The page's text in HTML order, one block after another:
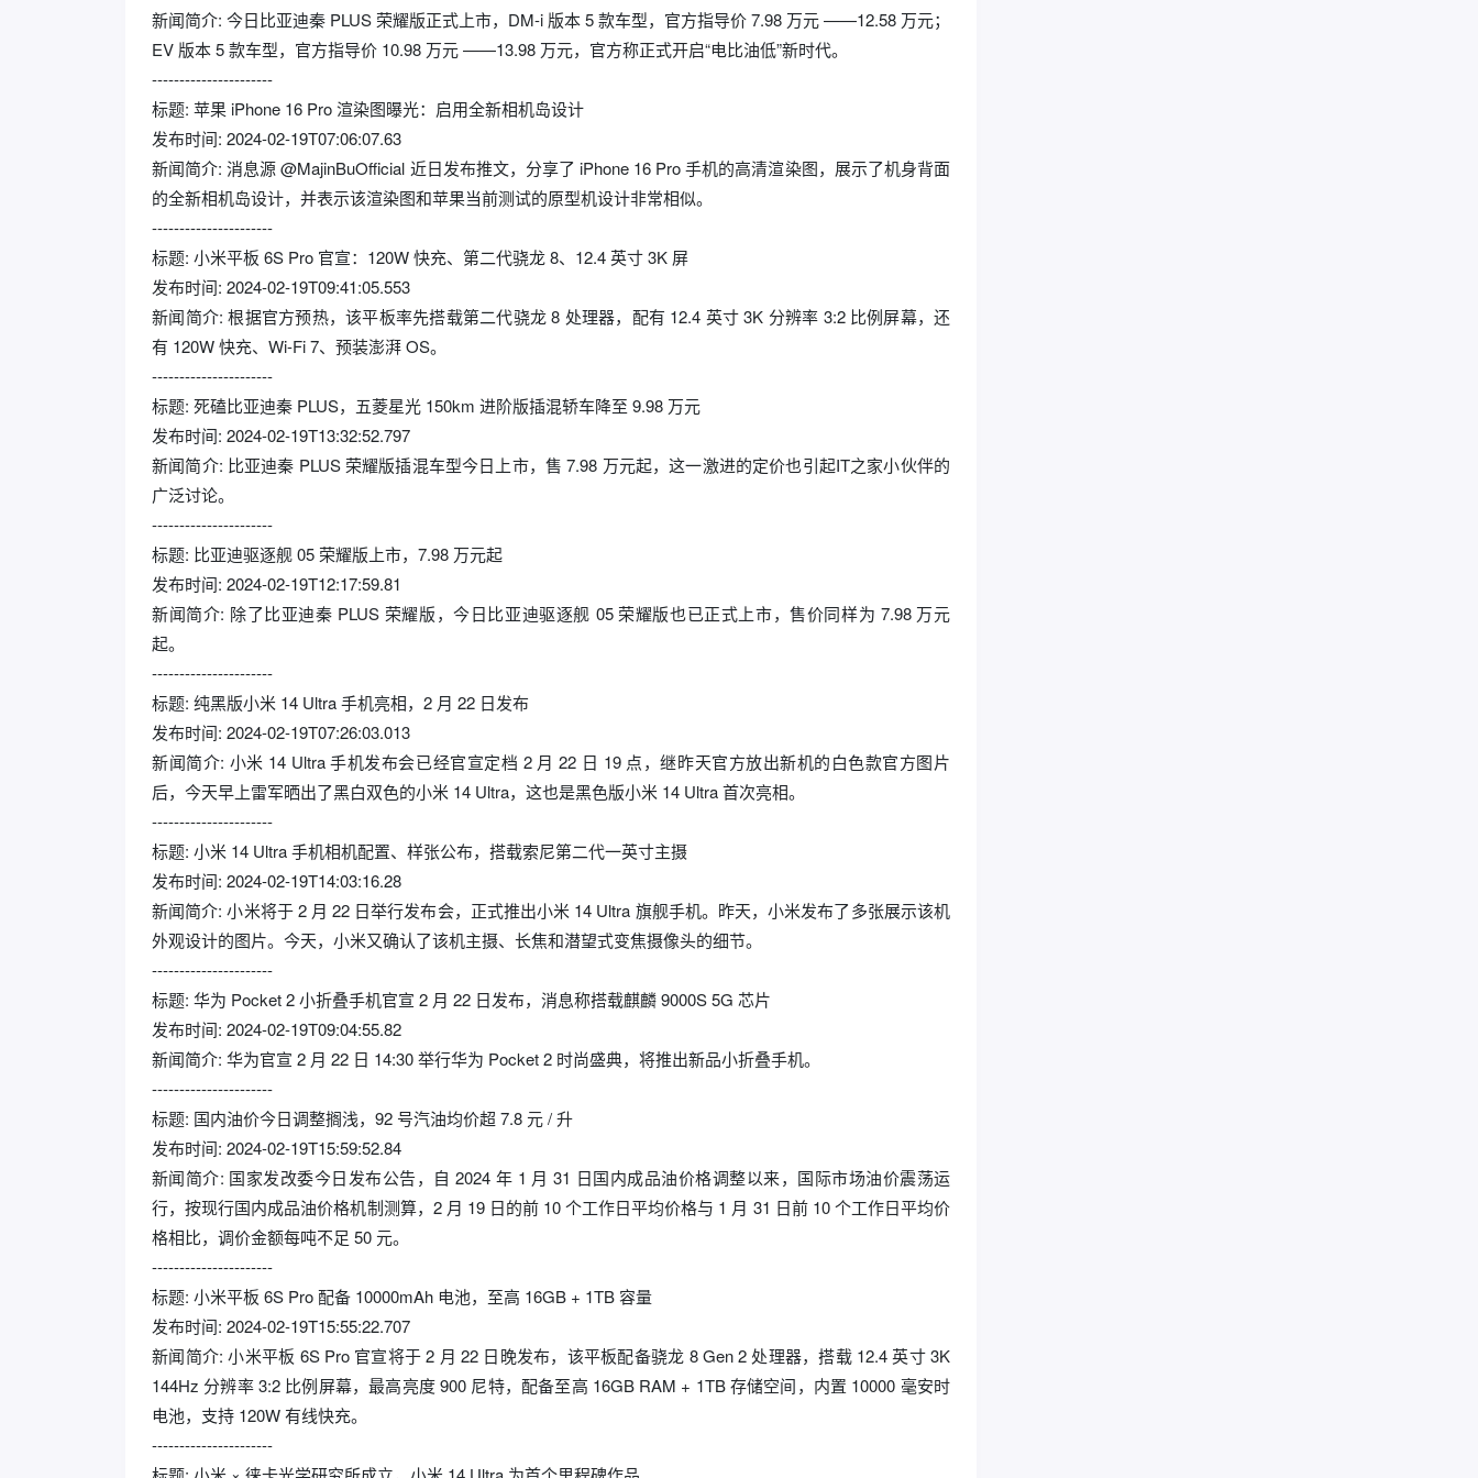
新闻简介: 今日比亚迪秦 PLUS 荣耀版正式上市，DM-i 版本 5 款车型，官方指导价 7.98 万元 ——12.58 万元；
EV 版本 5 款车型，官方指导价 10.98 万元 ——13.98 万元，官方称正式开启“电比油低”新时代。
----------------------
标题: 苹果 iPhone 16 Pro 渲染图曝光：启用全新相机岛设计
发布时间: 2024-02-19T07:06:07.63
新闻简介: 消息源 @MajinBuOfficial 近日发布推文，分享了 iPhone 16 Pro 手机的高清渲染图，展示了机身背面
的全新相机岛设计，并表示该渲染图和苹果当前测试的原型机设计非常相似。
----------------------
标题: 小米平板 6S Pro 官宣：120W 快充、第二代骁龙 8、12.4 英寸 3K 屏
发布时间: 2024-02-19T09:41:05.553
新闻简介: 根据官方预热，该平板率先搭载第二代骁龙 8 处理器，配有 12.4 英寸 3K 分辨率 3:2 比例屏幕，还
有 120W 快充、Wi-Fi 7、预装澎湃 OS。
----------------------
标题: 死磕比亚迪秦 PLUS，五菱星光 150km 进阶版插混轿车降至 9.98 万元
发布时间: 2024-02-19T13:32:52.797
新闻简介: 比亚迪秦 PLUS 荣耀版插混车型今日上市，售 7.98 万元起，这一激进的定价也引起IT之家小伙伴的
广泛讨论。
----------------------
标题: 比亚迪驱逐舰 05 荣耀版上市，7.98 万元起
发布时间: 2024-02-19T12:17:59.81
新闻简介: 除了比亚迪秦 PLUS 荣耀版，今日比亚迪驱逐舰 05 荣耀版也已正式上市，售价同样为 7.98 万元
起。
----------------------
标题: 纯黑版小米 14 Ultra 手机亮相，2 月 22 日发布
发布时间: 2024-02-19T07:26:03.013
新闻简介: 小米 14 Ultra 手机发布会已经官宣定档 2 月 22 日 19 点，继昨天官方放出新机的白色款官方图片
后，今天早上雷军晒出了黑白双色的小米 14 Ultra，这也是黑色版小米 14 Ultra 首次亮相。
----------------------
标题: 小米 14 Ultra 手机相机配置、样张公布，搭载索尼第二代一英寸主摄
发布时间: 2024-02-19T14:03:16.28
新闻简介: 小米将于 2 月 22 日举行发布会，正式推出小米 14 Ultra 旗舰手机。昨天，小米发布了多张展示该机
外观设计的图片。今天，小米又确认了该机主摄、长焦和潜望式变焦摄像头的细节。
----------------------
标题: 华为 Pocket 2 小折叠手机官宣 2 月 22 日发布，消息称搭载麒麟 9000S 5G 芯片
发布时间: 2024-02-19T09:04:55.82
新闻简介: 华为官宣 2 月 22 日 14:30 举行华为 Pocket 2 时尚盛典，将推出新品小折叠手机。
----------------------
标题: 国内油价今日调整搁浅，92 号汽油均价超 7.8 元 / 升
发布时间: 2024-02-19T15:59:52.84
新闻简介: 国家发改委今日发布公告，自 2024 年 1 月 31 日国内成品油价格调整以来，国际市场油价震荡运
行，按现行国内成品油价格机制测算，2 月 19 日的前 10 个工作日平均价格与 1 月 31 日前 10 个工作日平均价
格相比，调价金额每吨不足 50 元。
----------------------
标题: 小米平板 6S Pro 配备 10000mAh 电池，至高 16GB + 1TB 容量
发布时间: 2024-02-19T15:55:22.707
新闻简介: 小米平板 6S Pro 官宣将于 2 月 22 日晚发布，该平板配备骁龙 8 Gen 2 处理器，搭载 12.4 英寸 3K
144Hz 分辨率 3:2 比例屏幕，最高亮度 900 尼特，配备至高 16GB RAM + 1TB 存储空间，内置 10000 毫安时
电池，支持 120W 有线快充。
----------------------